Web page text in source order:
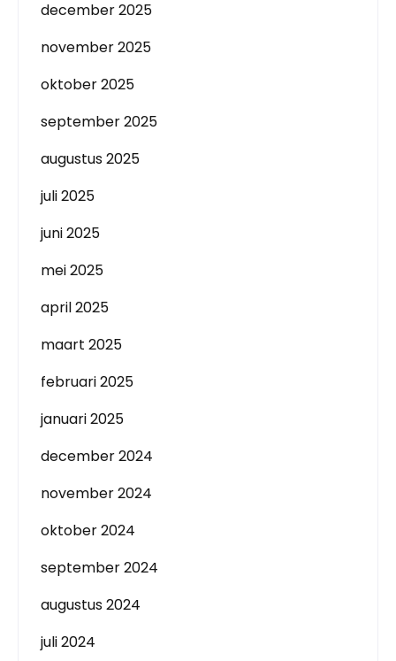
december 2025
november 2025
oktober 2025
september 2025
augustus 2025
juli 2025
juni 2025
mei 2025
april 2025
maart 2025
februari 2025
januari 2025
december 2024
november 2024
oktober 2024
september 2024
augustus 2024
juli 2024